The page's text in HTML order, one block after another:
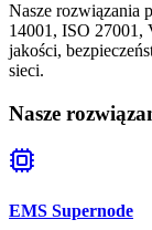
Nasze rozwiązania
14001, ISO 27001,
jakości,
sieci.
Nasze
EMS Supernode